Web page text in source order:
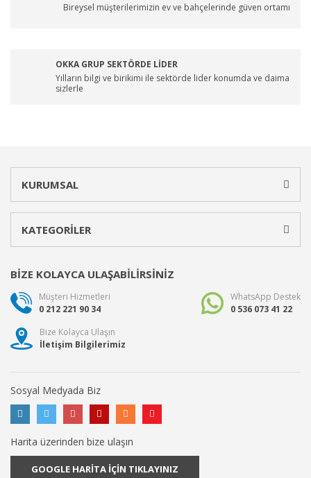
Bireysel müşterilerimizin ev ve bahçelerinde güven ortamı
OKKA GRUP SEKTÖRDE LİDER
Yılların bilgi ve birikimi ile sektörde lider konumda ve daima
sizlerle
KURUMSAL
KATEGORİLER
BİZE KOLAYCA ULAŞABİLİRSİNİZ
Müşteri Hizmetleri
0 212 221 90 34
WhatsApp Destek
0 536 073 41 22
Bize Kolayca Ulaşın
İletişim Bilgilerimiz
Sosyal Medyada Biz
Harita üzerinden bize ulaşın
GOOGLE HARİTA İÇİN TIKLAYINIZ